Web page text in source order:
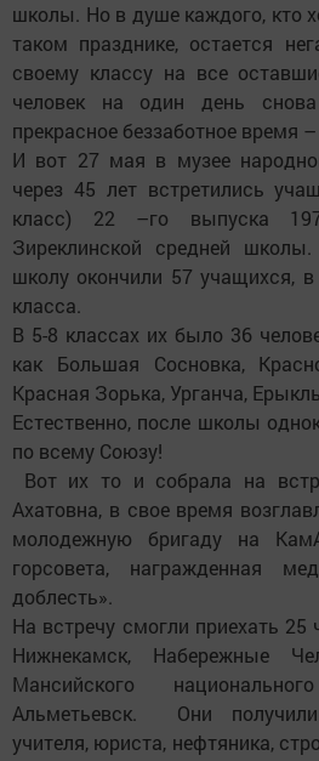
школы. Но в душе каждого, кто
таком празднике, остается
своему классу на все
человек на один день
прекрасное беззаботное время
И вот 27 мая в музее
через 45 лет встретились
класс) 22 –го выпуска
Зиреклинской средней
школу окончили 57 учащихся,
класса.
В 5-8 классах их было 36
как Большая Сосновка,
Красная Зорька, Урганча,
Естественно, после школы
по всему Союзу!
Вот их то и собрала на
Ахатовна, в свое время
молодежную бригаду на
горсовета, награжденная
доблесть».
На встречу смогли приехать 25
Нижнекамск, Набережные
Мансийского
Альметьевск. Они
учителя, юриста, нефтяника,